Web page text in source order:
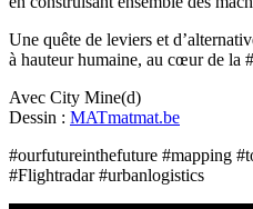
Une quête de leviers et
à hauteur humaine, au cœur de la
Avec City Mine(d)
Dessin : MATmatmat.be
#ourfutureinthefuture #mapping
#Flightradar #urbanlogistics